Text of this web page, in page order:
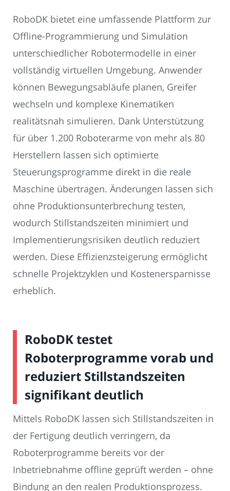
RoboDK bietet eine umfassende Plattform zur
Offline-Programmierung und Simulation
unterschiedlicher Robotermodelle in einer
vollständig virtuellen Umgebung. Anwender
können Bewegungsabläufe planen, Greifer
wechseln und komplexe Kinematiken
realitätsnah simulieren. Dank Unterstützung
für über 1.200 Roboterarme von mehr als 80
Herstellern lassen sich optimierte
Steuerungsprogramme direkt in die reale
Maschine übertragen. Änderungen lassen sich
ohne Produktionsunterbrechung testen,
wodurch Stillstandszeiten minimiert und
Implementierungsrisiken deutlich reduziert
werden. Diese Effizienzsteigerung ermöglicht
schnelle Projektzyklen und Kostenersparnisse
erheblich.
RoboDK testet
Roboterprogramme vorab und
reduziert Stillstandszeiten
signifikant deutlich
Mittels RoboDK lassen sich Stillstandszeiten in
der Fertigung deutlich verringern, da
Roboterprogramme bereits vor der
Inbetriebnahme offline geprüft werden – ohne
Bindung an den realen Produktionsprozess.